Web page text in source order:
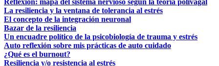
Reflexión: mapa del sistema nervioso según la teoría polivagal
La resiliencia y la ventana de tolerancia al estrés
El concepto de la integración neuronal
Bazar de la resiliencia
Un encuadre político de la psicobiología de trauma y estrés
Auto reflexión sobre mis prácticas de auto cuidado
¿Qué es el burnout?
Resiliencia y/o resistencia al estrés